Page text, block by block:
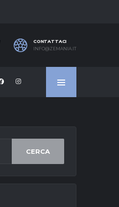
CONTATTACI
INFO@ZEMANIA.IT
CERCA